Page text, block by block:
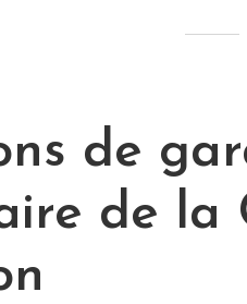
de
de la